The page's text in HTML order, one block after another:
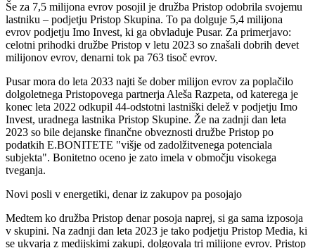
Še za 7,5 milijona evrov posojil je družba Pristop odobrila svojemu
lastniku – podjetju Pristop Skupina. To pa dolguje 5,4 milijona
evrov podjetju Imo Invest, ki ga obvladuje Pusar. Za primerjavo:
celotni prihodki družbe Pristop v letu 2023 so znašali dobrih devet
milijonov evrov, denarni tok pa 763 tisoč evrov.
Pusar mora do leta 2033 najti še dober milijon evrov za poplačilo
dolgoletnega Pristopovega partnerja Aleša Razpeta, od katerega je
konec leta 2022 odkupil 44-odstotni lastniški delež v podjetju Imo
Invest, uradnega lastnika Pristop Skupine. Že na zadnji dan leta
2023 so bile dejanske finančne obveznosti družbe Pristop po
podatkih E.BONITETE "višje od zadolžitvenega potenciala
subjekta". Bonitetno oceno je zato imela v območju visokega
tveganja.
Novi posli v energetiki, denar iz zakupov pa posojajo
Medtem ko družba Pristop denar posoja naprej, si ga sama izposoja
v skupini. Na zadnji dan leta 2023 je tako podjetju Pristop Media, ki
se ukvarja z medijskimi zakupi, dolgovala tri milijone evrov. Pristop